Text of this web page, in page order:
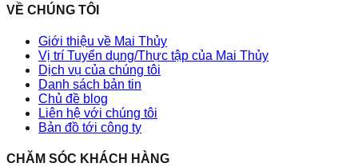
VỀ CHÚNG TÔI
Giới thiệu về Mai Thủy
Vị trí Tuyển dụng/Thực tập của Mai Thủy
Dịch vụ của chúng tôi
Danh sách bản tin
Chủ đề blog
Liên hệ với chúng tôi
Bản đồ tới công ty
CHĂM SÓC KHÁCH HÀNG